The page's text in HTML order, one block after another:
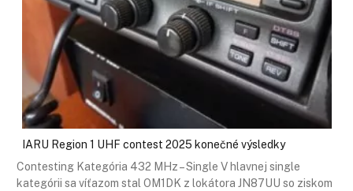
IARU Region 1 UHF contest 2025 konečné výsledky
Contesting Kategória 432 MHz – Single V hlavnej single
kategórii sa víťazom stal OM1DK z lokátora JN87UU so ziskom